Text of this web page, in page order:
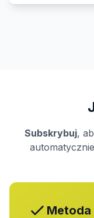
Subskrybuj,